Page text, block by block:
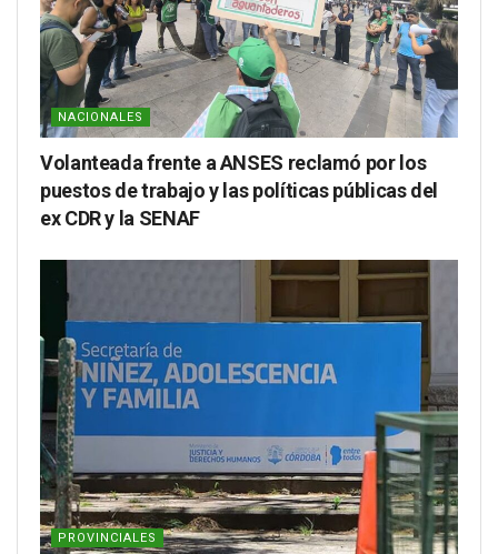
NACIONALES
Volanteada frente a ANSES reclamó por los
puestos de trabajo y las políticas públicas del
ex CDR y la SENAF
PROVINCIALES